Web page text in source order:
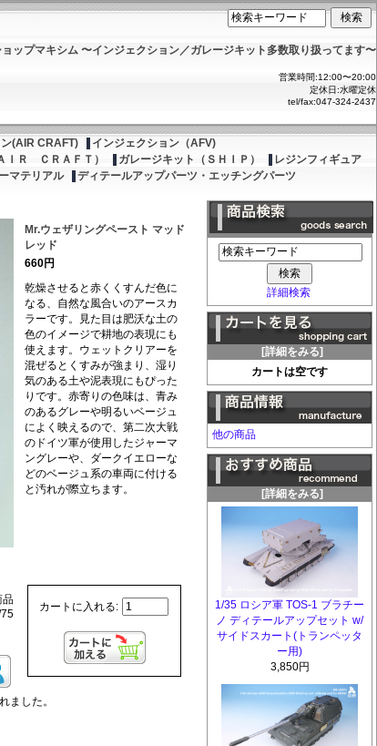
ップマキシム 〜インジェクション／ガレージキット多数取り扱ってます〜
営業時間:12:00〜20:00
定休日:水曜定休
tel/fax:047-324-2437
(AIR CRAFT)
インジェクション（AFV)
ＩＲ ＣＲＡＦＴ） ガレージキット（ＳＨＩＰ）
レジンフィギュア
マテリアル ディテールアップパーツ・エッチングパーツ
Mr.ウェザリングペースト マッド
レッド
660円
乾燥させると赤くくすんだ色に
なる、自然な風合いのアースカ
ラーです。見た目は肥沃な土の
色のイメージで耕地の表現にも
使えます。ウェットクリアーを
混ぜるとくすみが強まり、湿り
気のある土や泥表現にもぴった
りです。赤寄りの色味は、青み
のあるグレーや明るいベージュ
によく映えるので、第二次大戦
のドイツ軍が使用したジャーマ
ングレーや、ダークイエローな
どのベージュ系の車両に付ける
と汚れが際立ちます。
カートに入れる:
品
ました。
詳細検索
[詳細をみる]
カートは空です
他の商品
[詳細をみる]
1/35 ロシア軍 TOS-1 ブラチー
ノ ディテールアップセット w/
サイドスカート(トランペッタ
ー用)
3,850円